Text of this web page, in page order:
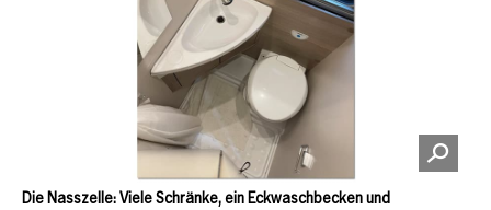
Die Nasszelle: Viele Schränke, ein Eckwaschbecken und